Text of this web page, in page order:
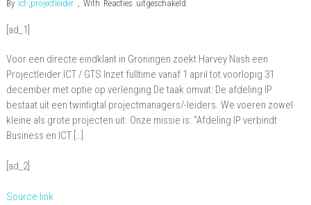
By ict-,projectleider , With Reacties uitgeschakeldvoor
/
GTS
[ad_1]
Voor een directe eindklant in Groningen zoekt Harvey Nash een
Projectleider ICT / GTS Inzet fulltime vanaf 1 april tot voorlopig 31
december met optie op verlenging De taak omvat: De afdeling IP
bestaat uit een twintigtal projectmanagers/-leiders. We voeren zowel
kleine als grote projecten uit. Onze missie is: “Afdeling IP verbindt
Business en ICT […]
[ad_2]
Source link